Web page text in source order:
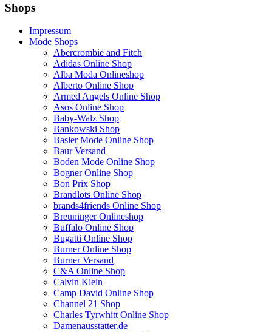
Shops
Impressum
Mode Shops
Abercrombie and Fitch
Adidas Online Shop
Alba Moda Onlineshop
Alberto Online Shop
Armed Angels Online Shop
Asos Online Shop
Baby-Walz Shop
Bankowski Shop
Basler Mode Online Shop
Baur Versand
Boden Mode Online Shop
Bogner Online Shop
Bon Prix Shop
Brandlots Online Shop
brands4friends Online Shop
Breuninger Onlineshop
Buffalo Online Shop
Bugatti Online Shop
Burner Online Shop
Burner Versand
C&A Online Shop
Calvin Klein
Camp David Online Shop
Channel 21 Shop
Charles Tyrwhitt Online Shop
Damenausstatter.de